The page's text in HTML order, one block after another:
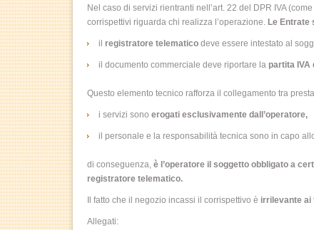
Nel caso di servizi rientranti nell’art. 22 del DPR IVA
corrispettivi riguarda chi realizza l’operazione. Le Entrate
il registratore telematico deve essere intestato al
il documento commerciale deve riportare la partita IVA
Questo elemento tecnico rafforza il collegamento tra
i servizi sono erogati esclusivamente dall’operatore,
il personale e la responsabilità tecnica sono in capo
di conseguenza, è l’operatore il soggetto obbligato a
registratore telematico.
Il fatto che il negozio incassi il corrispettivo è irrilevante ai
Allegati: